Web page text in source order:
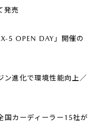
発売
OPEN DAY」開催の
進化で環境性能向上／
国カーディーラー15社が